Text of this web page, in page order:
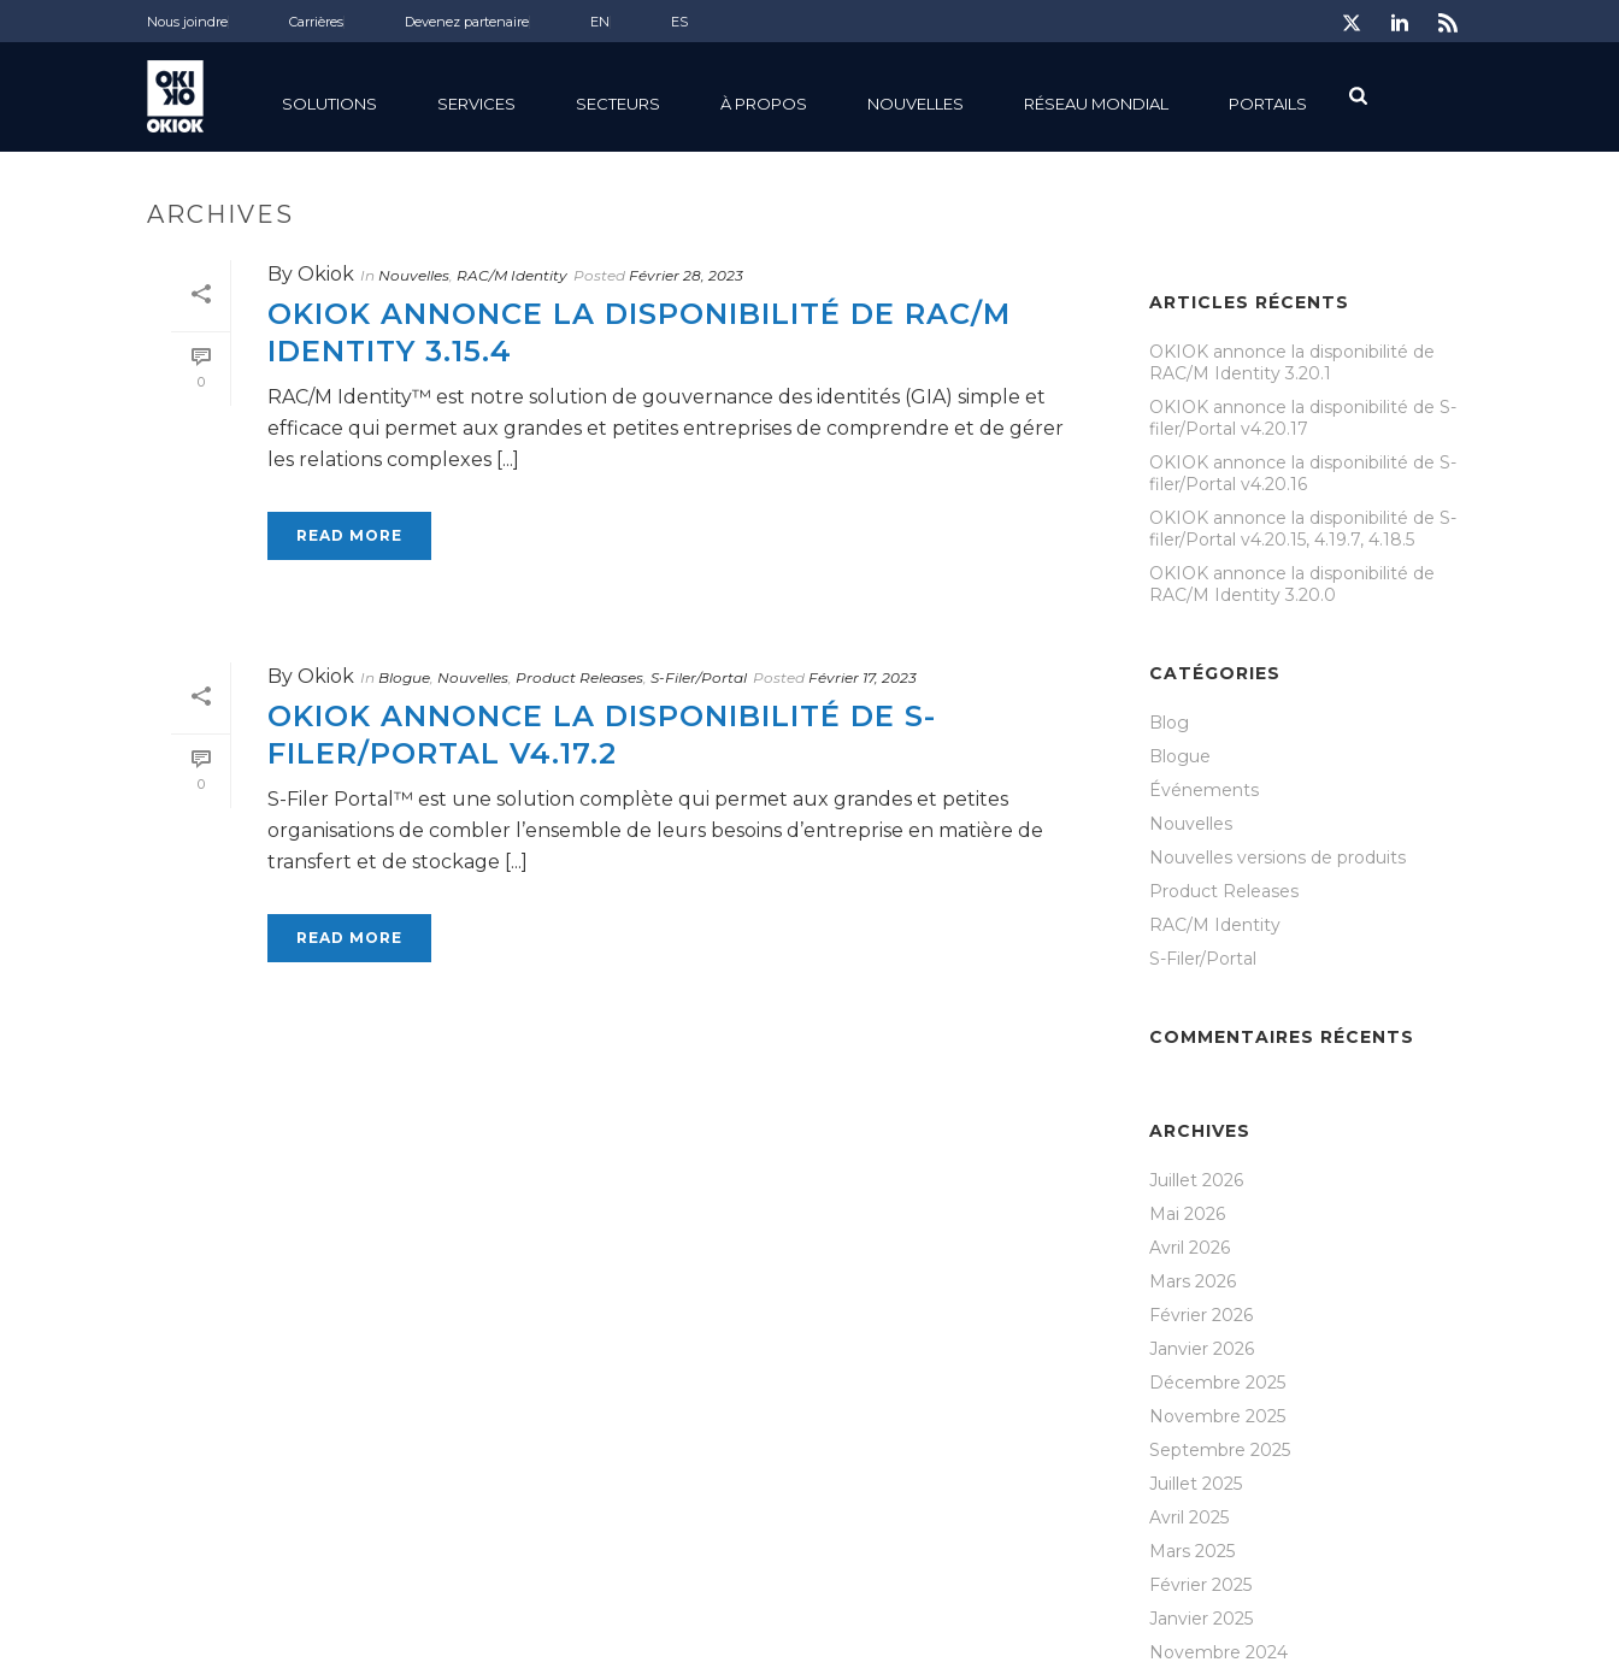
Nous joindre Carrières Devenez partenaire EN ES
SOLUTIONS SERVICES SECTEURS À PROPOS NOUVELLES RÉSEAU MONDIAL PORTAILS
ARCHIVES
0
By Okiok In Nouvelles, RAC/M Identity Posted Février 28, 2023
OKIOK ANNONCE LA DISPONIBILITÉ DE RAC/M
IDENTITY 3.15.4
RAC/M Identity™ est notre solution de gouvernance des identités (GIA) simple et
efficace qui permet aux grandes et petites entreprises de comprendre et de gérer
les relations complexes [...]
READ MORE
0
By Okiok In Blogue, Nouvelles, Product Releases, S-Filer/Portal Posted Février 17, 2023
OKIOK ANNONCE LA DISPONIBILITÉ DE S-
FILER/PORTAL V4.17.2
S-Filer Portal™ est une solution complète qui permet aux grandes et petites
organisations de combler l’ensemble de leurs besoins d’entreprise en matière de
transfert et de stockage [...]
READ MORE
ARTICLES RÉCENTS
OKIOK annonce la disponibilité de
RAC/M Identity 3.20.1
OKIOK annonce la disponibilité de S-
filer/Portal v4.20.17
OKIOK annonce la disponibilité de S-
filer/Portal v4.20.16
OKIOK annonce la disponibilité de S-
filer/Portal v4.20.15, 4.19.7, 4.18.5
OKIOK annonce la disponibilité de
RAC/M Identity 3.20.0
CATÉGORIES
Blog
Blogue
Événements
Nouvelles
Nouvelles versions de produits
Product Releases
RAC/M Identity
S-Filer/Portal
COMMENTAIRES RÉCENTS
ARCHIVES
Juillet 2026
Mai 2026
Avril 2026
Mars 2026
Février 2026
Janvier 2026
Décembre 2025
Novembre 2025
Septembre 2025
Juillet 2025
Avril 2025
Mars 2025
Février 2025
Janvier 2025
Novembre 2024